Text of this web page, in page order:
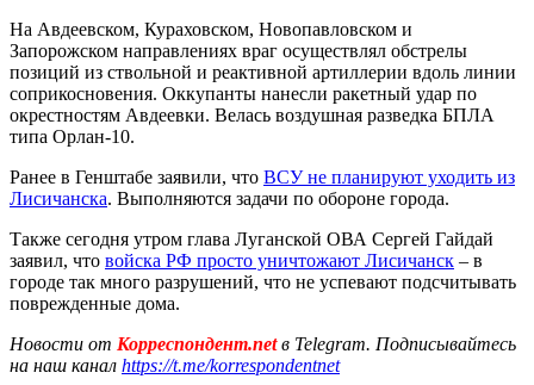
На Авдеевском, Кураховском, Новопавловском и
Запорожском направлениях враг осуществлял обстрелы
позиций из ствольной и реактивной артиллерии вдоль линии
соприкосновения. Оккупанты нанесли ракетный удар по
окрестностям Авдеевки. Велась воздушная разведка БПЛА
типа Орлан-10.
Ранее в Генштабе заявили, что ВСУ не планируют уходить из
Лисичанска. Выполняются задачи по обороне города.
Также сегодня утром глава Луганской ОВА Сергей Гайдай
заявил, что войска РФ просто уничтожают Лисичанск – в
городе так много разрушений, что не успевают подсчитывать
поврежденные дома.
Новости от Корреспондент.netв Telegram. Подписывайтесь
на наш канал https://t.me/korrespondentnet